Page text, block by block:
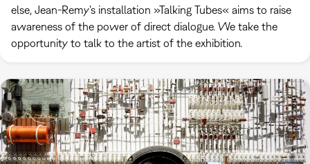
else, Jean-Remy's installation »Talking Tubes« aims to raise
awareness of the power of direct dialogue. We take the
opportunity to talk to the artist of the exhibition.